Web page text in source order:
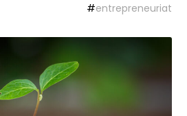
#entrepreneuriat